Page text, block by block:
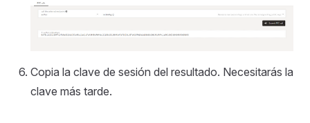
Copia la clave de sesión del resultado. Necesitarás la
clave más tarde.